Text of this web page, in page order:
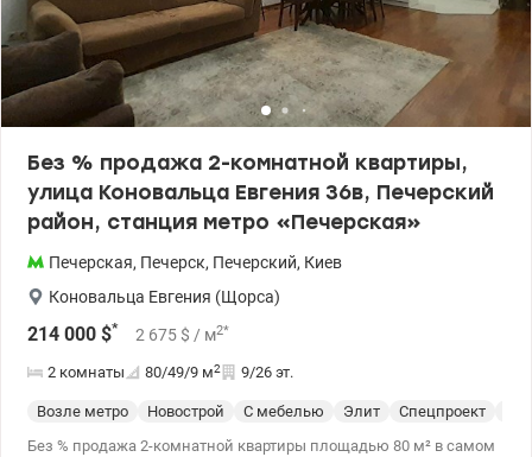
собственного проживания, так и для инвестиции под аренду,
ведь жилье в этой локации всегда пользуется высоким
спросом. Звоните, чтобы получить дополнительную
информацию и договориться о просмотре. Возможно, именно
эта квартира станет вашим новым домом! Цена- 115000 у.е. 077
007 01 88 Оксана valion.ua/1152165
Без % продажа 2-комнатной квартиры,
улица Коновальца Евгения 36в, Печерский
район, станция метро «Печерская»
Печерская, Печерск, Печерский, Киев
Коновальца Евгения (Щорса)
214 000 $* 2 675 $ / м2*
2 комнаты 80/49/9 м2 9/26 эт.
Возле метро Новострой С мебелью Элит Спецпроект
Без % продажа 2-комнатной квартиры площадью 80 м² в самом